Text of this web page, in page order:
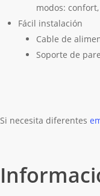
modos:
Fácil instalación
Cable de
Soporte de
Si necesita diferentes